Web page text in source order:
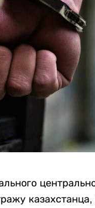
казахстанца,